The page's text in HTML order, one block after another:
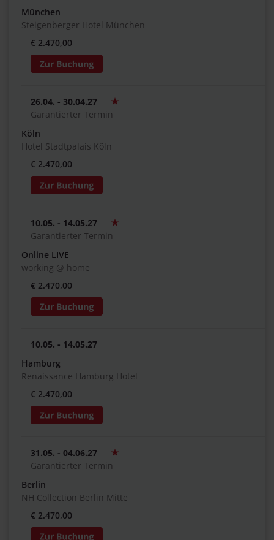
München
Steigenberger Hotel München
€ 2.470,00
26.04. - 30.04.27
Garantierter Termin
Köln
Hotel Stadtpalais Köln
€ 2.470,00
10.05. - 14.05.27
Garantierter Termin
Online LIVE
working @ home
€ 2.470,00
10.05. - 14.05.27
Hamburg
Renaissance Hamburg Hotel
€ 2.470,00
31.05. - 04.06.27
Garantierter Termin
Berlin
NH Collection Berlin Mitte
€ 2.470,00